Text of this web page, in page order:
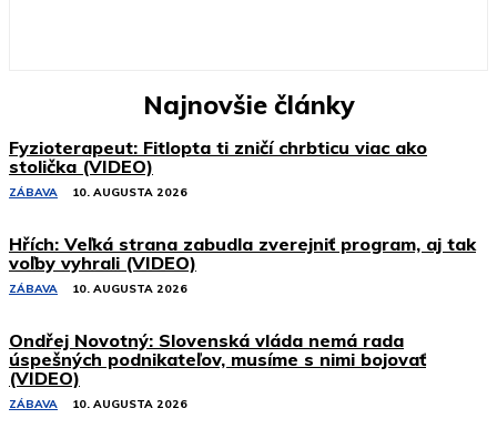
Najnovšie články
Fyzioterapeut: Fitlopta ti zničí chrbticu viac ako
stolička (VIDEO)
ZÁBAVA 10. AUGUSTA 2026
Hřích: Veľká strana zabudla zverejniť program, aj tak
voľby vyhrali (VIDEO)
ZÁBAVA 10. AUGUSTA 2026
Ondřej Novotný: Slovenská vláda nemá rada
úspešných podnikateľov, musíme s nimi bojovať
(VIDEO)
ZÁBAVA 10. AUGUSTA 2026